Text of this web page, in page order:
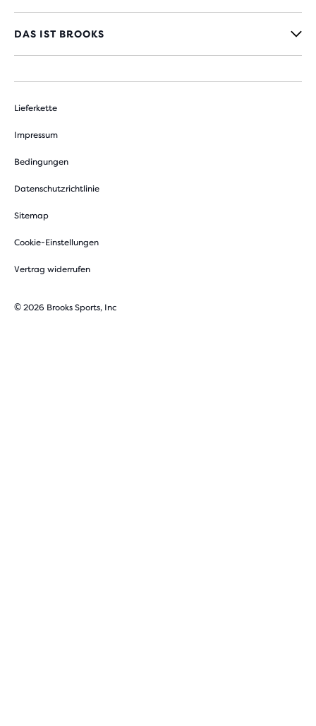
DAS IST BROOKS
Lieferkette
Impressum
Bedingungen
Datenschutzrichtlinie
Sitemap
Cookie-Einstellungen
Vertrag widerrufen
© 2026 Brooks Sports, Inc